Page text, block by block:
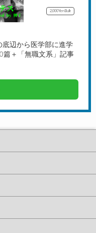
2,000YenBulk
辺から医学部に進学
篇＋「無職文系」記事